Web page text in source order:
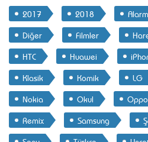
2017 2018 Alarm
Diğer
Filmler
HTC
Huawei
Klasik
Komik LG
Nokia
Okul Oppo
Remix
Samsung